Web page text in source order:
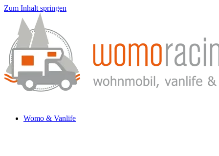
Zum Inhalt springen
Womo & Vanlife